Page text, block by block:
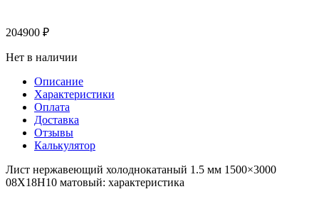
204900 ₽
Нет в наличии
Описание
Характеристики
Оплата
Доставка
Отзывы
Калькулятор
Лист нержавеющий холоднокатаный 1.5 мм 1500×3000
08Х18Н10 матовый: характеристика